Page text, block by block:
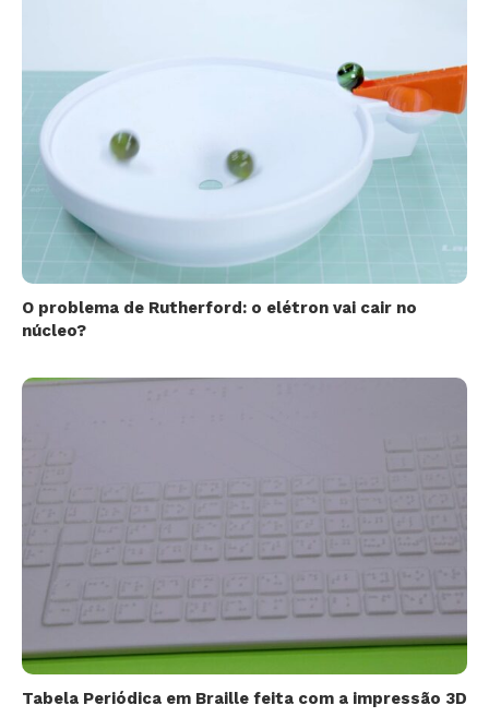
O problema de Rutherford: o elétron vai cair no
núcleo?
Tabela Periódica em Braille feita com a impressão 3D